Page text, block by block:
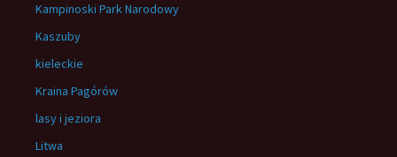
Kampinoski Park Narodowy
Kaszuby
kieleckie
Kraina Pagórów
lasy i jeziora
Litwa